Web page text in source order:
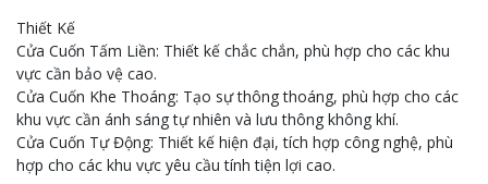
Thiết Kế
Cửa Cuốn Tấm Liền: Thiết kế chắc chắn, phù hợp cho các khu
vực cần bảo vệ cao.
Cửa Cuốn Khe Thoáng: Tạo sự thông thoáng, phù hợp cho các
khu vực cần ánh sáng tự nhiên và lưu thông không khí.
Cửa Cuốn Tự Động: Thiết kế hiện đại, tích hợp công nghệ, phù
hợp cho các khu vực yêu cầu tính tiện lợi cao.